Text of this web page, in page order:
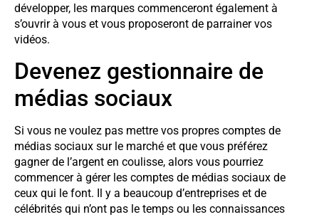
développer, les marques commenceront également à
s’ouvrir à vous et vous proposeront de parrainer vos
vidéos.
Devenez gestionnaire de
médias sociaux
Si vous ne voulez pas mettre vos propres comptes de
médias sociaux sur le marché et que vous préférez
gagner de l’argent en coulisse, alors vous pourriez
commencer à gérer les comptes de médias sociaux de
ceux qui le font. Il y a beaucoup d’entreprises et de
célébrités qui n’ont pas le temps ou les connaissances